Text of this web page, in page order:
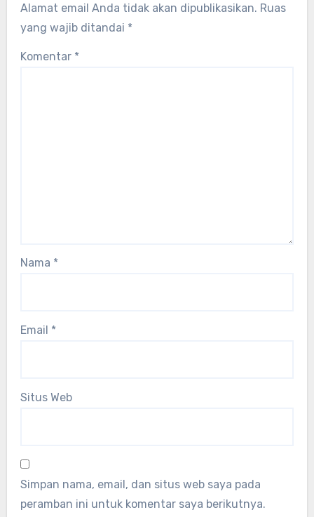
Alamat email Anda tidak akan dipublikasikan. Ruas
yang wajib ditandai *
Komentar *
Nama *
Email *
Situs Web
Simpan nama, email, dan situs web saya pada
peramban ini untuk komentar saya berikutnya.